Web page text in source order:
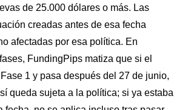
de 25.000 dólares o más. Las
creadas antes de esa fecha
afectadas por esa política. En
FundingPips matiza que si el
1 y pasa después del 27 de junio,
queda sujeta a la política; si ya estaba